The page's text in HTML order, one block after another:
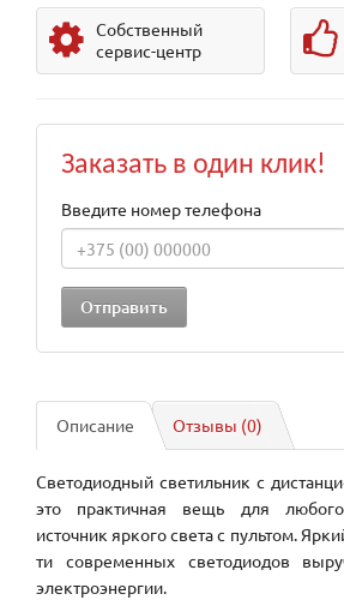
Собственный
сервис-центр
Заказать в один клик!
Введите номер телефона
Описание Отзывы (0)
Светодиодный светильник с
это практичная вещь для
источник яркого света с пультом.
ти современных светодиодов
электроэнергии.